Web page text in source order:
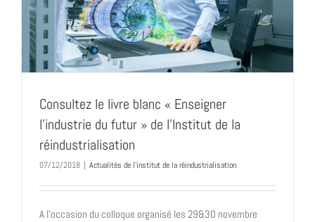
Consultez le livre blanc « Enseigner
l’industrie du futur » de l’Institut de la
réindustrialisation
07/12/2018 | Actualités de l'institut de la réindustrialisation
A l’occasion du colloque organisé les 29&30 novembre